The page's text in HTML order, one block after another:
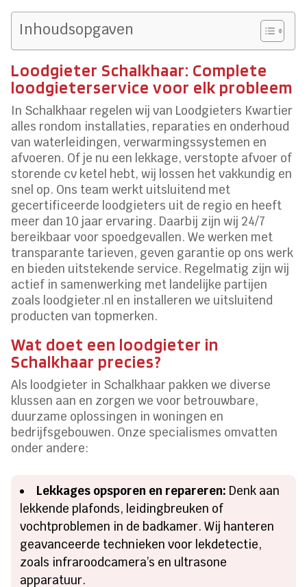
Inhoudsopgaven
Loodgieter Schalkhaar: Complete
loodgieterservice voor elk probleem
In Schalkhaar regelen wij van Loodgieters Kwartier
alles rondom installaties, reparaties en onderhoud
van waterleidingen, verwarmingssystemen en
afvoeren. Of je nu een lekkage, verstopte afvoer of
storende cv ketel hebt, wij lossen het vakkundig en
snel op. Ons team werkt uitsluitend met
gecertificeerde loodgieters uit de regio en heeft
meer dan 10 jaar ervaring. Daarbij zijn wij 24/7
bereikbaar voor spoedgevallen. We werken met
transparante tarieven, geven garantie op ons werk
en bieden uitstekende service. Regelmatig zijn wij
actief in samenwerking met landelijke partijen
zoals loodgieter.nl en installeren we uitsluitend
producten van topmerken.
Wat doet een loodgieter in
Schalkhaar precies?
Als loodgieter in Schalkhaar pakken we diverse
klussen aan en zorgen we voor betrouwbare,
duurzame oplossingen in woningen en
bedrijfsgebouwen. Onze specialismes omvatten
onder andere:
Lekkages opsporen en repareren: Denk aan
lekkende plafonds, leidingbreuken of
vochtproblemen in de badkamer. Wij hanteren
geavanceerde technieken voor lekdetectie,
zoals infraroodcamera’s en ultrasone
apparatuur.